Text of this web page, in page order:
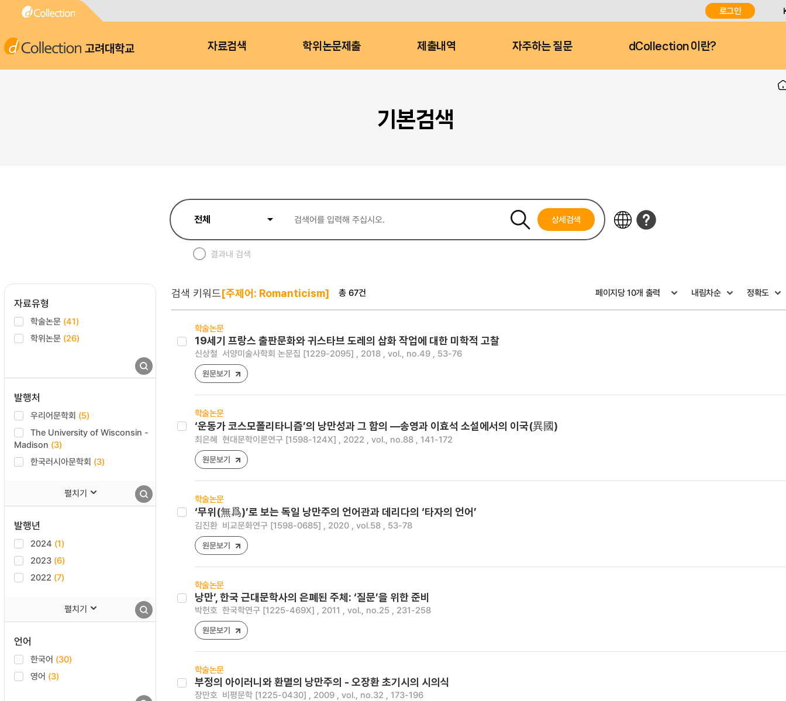
로그인
고려대학교 자료검색 학위논문제출 제출내역 자주하는 질문 dCollection 이란?
기본검색
상세검색
결과내 검색
자료유형
학술논문 (41)
학위논문 (26)
발행처
우리어문학회 (5)
The University of Wisconsin -
Madison (3)
한국러시아문학회 (3)
펼치기
발행년
2024 (1)
2023 (6)
2022 (7)
펼치기
언어
한국어 (30)
영어 (3)
검색 키워드[주제어: Romanticism] 총 67건
학술논문
19세기 프랑스 출판문화와 귀스타브 도레의 삽화 작업에 대한 미학적 고찰
신상철 서양미술사학회 논문집 [1229-2095] , 2018 , vol., no.49 , 53-76
원문보기
학술논문
‘운동가 코스모폴리타니즘’의 낭만성과 그 함의 —송영과 이효석 소설에서의 이국(異國)
최은혜 현대문학이론연구 [1598-124X] , 2022 , vol., no.88 , 141-172
원문보기
학술논문
‘무위(無爲)’로 보는 독일 낭만주의 언어관과 데리다의 ‘타자의 언어’
김진환 비교문화연구 [1598-0685] , 2020 , vol.58 , 53-78
원문보기
학술논문
낭만’, 한국 근대문학사의 은폐된 주체: ‘질문’을 위한 준비
박헌호 한국학연구 [1225-469X] , 2011 , vol., no.25 , 231-258
원문보기
학술논문
부정의 아이러니와 환멸의 낭만주의 - 오장환 초기시의 시의식
장만호 비평문학 [1225-0430] , 2009 , vol., no.32 , 173-196